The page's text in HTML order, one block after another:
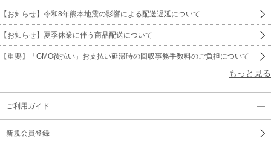
【お知らせ】令和8年熊本地震の影響による配送遅延について
【お知らせ】夏季休業に伴う商品配送について
【重要】「GMO後払い」お支払い延滞時の回収事務手数料のご負担について
もっと見る
ご利用ガイド
新規会員登録